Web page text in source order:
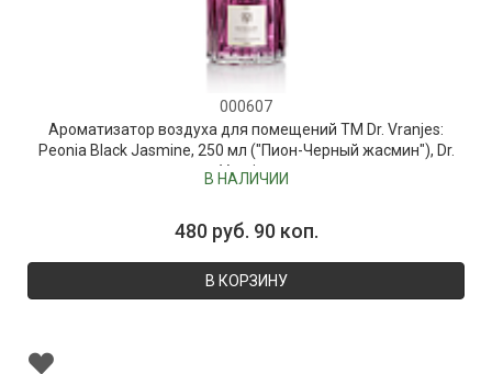
000607
Ароматизатор воздуха для помещений ТМ Dr. Vranjes:
Peonia Black Jasmine, 250 мл ("Пион-Черный жасмин"), Dr.
Vranjes
В НАЛИЧИИ
480 руб. 90 коп.
В КОРЗИНУ